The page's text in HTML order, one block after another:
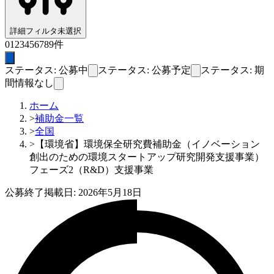
詳細フィルタ未選択
01 23456789件
ステータス: 公募中 ステータス: 公募予定
ステータス: 期
間情報なし
ホーム
>補助金一覧
>全国
> 【環境省】環境保全研究費補助金（イノベーション
創出のための環境スタートアップ研究開発支援事業）
フェーズ2（R&D）支援事業
公募終了掲載日: 2026年5月18日